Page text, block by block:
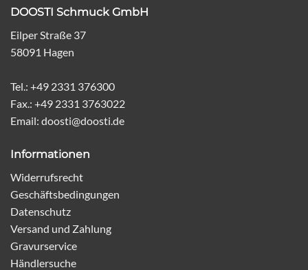
DOOSTI Schmuck GmbH
Eilper Straße 37
58091 Hagen
Tel.: +49 2331 376300
Fax.: +49 2331 3763022
Email: doosti@doosti.de
Informationen
Widerrufsrecht
Geschäftsbedingungen
Datenschutz
Versand und Zahlung
Gravurservice
Händlersuche